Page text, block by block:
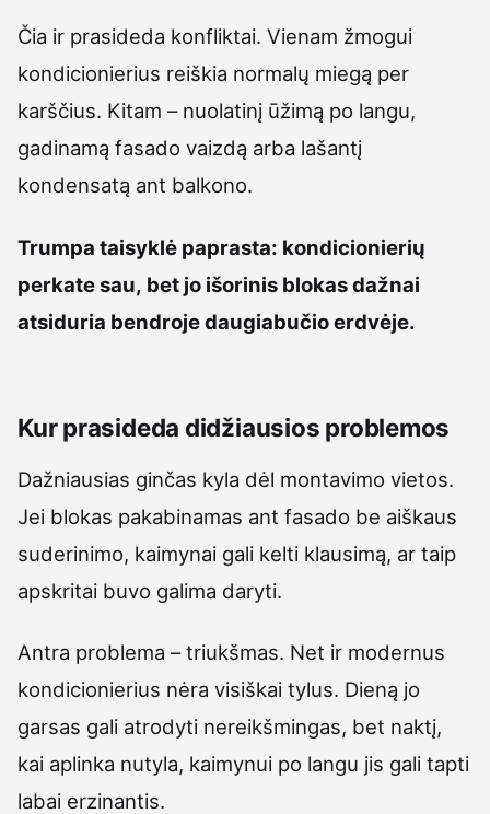
Čia ir prasideda konfliktai. Vienam žmogui
kondicionierius reiškia normalų miegą per
karščius. Kitam – nuolatinį ūžimą po langu,
gadinamą fasado vaizdą arba lašantį
kondensatą ant balkono.
Trumpa taisyklė paprasta: kondicionierių
perkate sau, bet jo išorinis blokas dažnai
atsiduria bendroje daugiabučio erdvėje.
Kur prasideda didžiausios problemos
Dažniausias ginčas kyla dėl montavimo vietos.
Jei blokas pakabinamas ant fasado be aiškaus
suderinimo, kaimynai gali kelti klausimą, ar taip
apskritai buvo galima daryti.
Antra problema – triukšmas. Net ir modernus
kondicionierius nėra visiškai tylus. Dieną jo
garsas gali atrodyti nereikšmingas, bet naktį,
kai aplinka nutyla, kaimynui po langu jis gali tapti
labai erzinantis.